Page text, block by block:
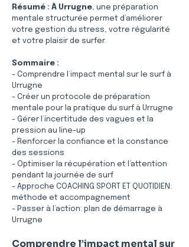
Résumé : À Urrugne, une préparation
mentale structurée permet d’améliorer
votre gestion du stress, votre régularité
et votre plaisir de surfer.
Sommaire :
- Comprendre l’impact mental sur le surf à
Urrugne
- Créer un protocole de préparation
mentale pour la pratique du surf à Urrugne
- Gérer l’incertitude des vagues et la
pression au line-up
- Renforcer la confiance et la constance
des sessions
- Optimiser la récupération et l’attention
pendant la journée de surf
- Approche COACHING SPORT ET QUOTIDIEN:
méthode et accompagnement
- Passer à l’action: plan de démarrage à
Urrugne
Comprendre l’impact mental sur